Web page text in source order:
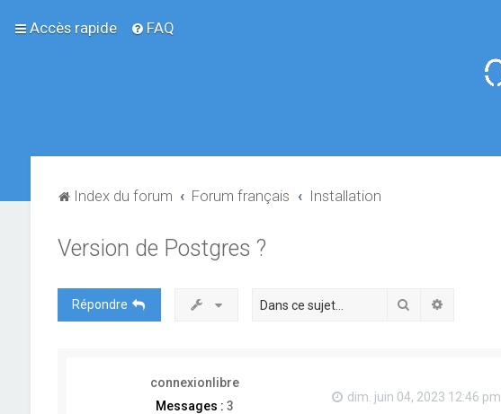
Accès rapide FAQ
Index du forum Forum français Installation
Version de Postgres ?
Répondre Rechercher
connexionlibre
Messages : 3
dim. juin 04, 2023 12:46 pm